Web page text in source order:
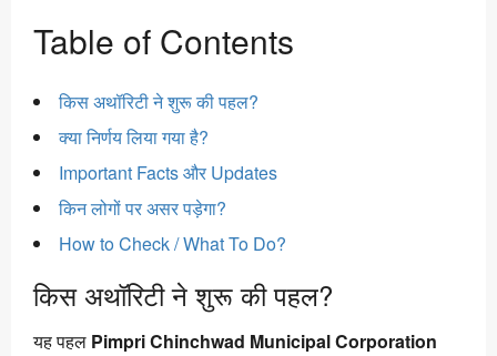
Table of Contents
किस अथॉरिटी ने शुरू की पहल?
क्या निर्णय लिया गया है?
Important Facts और Updates
किन लोगों पर असर पड़ेगा?
How to Check / What To Do?
किस अथॉरिटी ने शुरू की पहल?
यह पहल Pimpri Chinchwad Municipal Corporation